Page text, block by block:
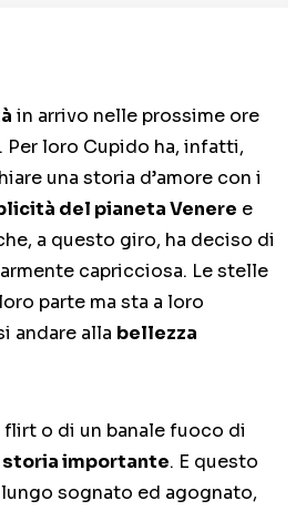
in arrivo nelle prossime ore
loro Cupido ha, infatti,
una storia d’amore con i
del pianeta Venere e
a questo giro, ha deciso di
capricciosa. Le stelle
parte ma sta a loro
andare alla bellezza
flirt o di un banale fuoco di
storia importante. E questo
sognato ed agognato,